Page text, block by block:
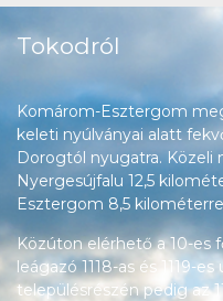
Tokodról
Komárom-Esztergom
keleti nyúlványai alatt
Dorogtól nyugatra.
Nyergesújfalu 12,5
Esztergom 8,5
Közúton elérhető a 10-es
leágazó 1118-as és 1119-
településrészén pedig az